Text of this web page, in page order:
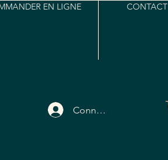
EN LIGNE CONTACT
Connexion